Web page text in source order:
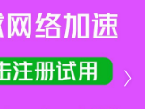
